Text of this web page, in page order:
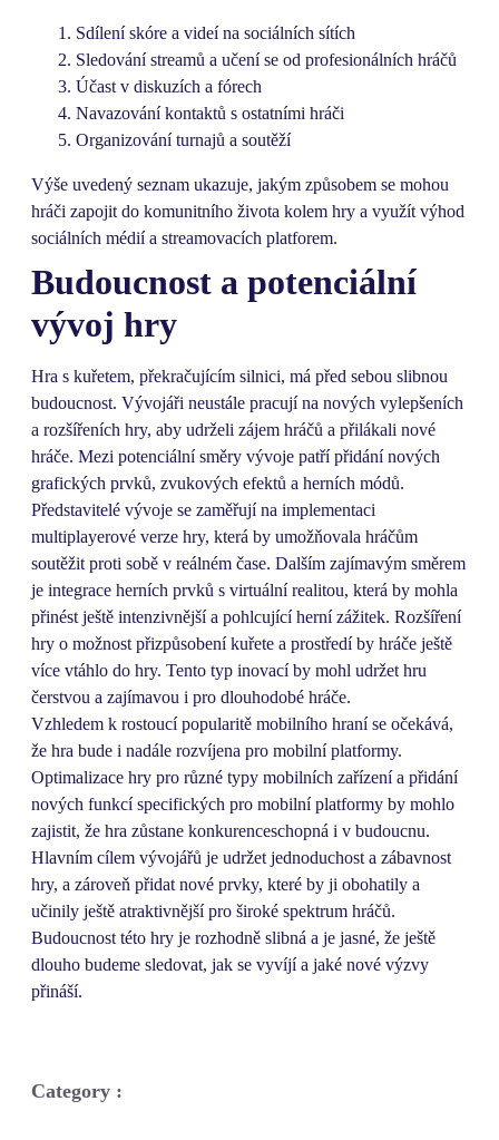
Sdílení skóre a videí na sociálních sítích
Sledování streamů a učení se od profesionálních hráčů
Účast v diskuzích a fórech
Navazování kontaktů s ostatními hráči
Organizování turnajů a soutěží
Výše uvedený seznam ukazuje, jakým způsobem se mohou
hráči zapojit do komunitního života kolem hry a využít výhod
sociálních médií a streamovacích platforem.
Budoucnost a potenciální
vývoj hry
Hra s kuřetem, překračujícím silnici, má před sebou slibnou
budoucnost. Vývojáři neustále pracují na nových vylepšeních
a rozšířeních hry, aby udrželi zájem hráčů a přilákali nové
hráče. Mezi potenciální směry vývoje patří přidání nových
grafických prvků, zvukových efektů a herních módů.
Představitelé vývoje se zaměřují na implementaci
multiplayerové verze hry, která by umožňovala hráčům
soutěžit proti sobě v reálném čase. Dalším zajímavým směrem
je integrace herních prvků s virtuální realitou, která by mohla
přinést ještě intenzivnější a pohlcující herní zážitek. Rozšíření
hry o možnost přizpůsobení kuřete a prostředí by hráče ještě
více vtáhlo do hry. Tento typ inovací by mohl udržet hru
čerstvou a zajímavou i pro dlouhodobé hráče.
Vzhledem k rostoucí popularitě mobilního hraní se očekává,
že hra bude i nadále rozvíjena pro mobilní platformy.
Optimalizace hry pro různé typy mobilních zařízení a přidání
nových funkcí specifických pro mobilní platformy by mohlo
zajistit, že hra zůstane konkurenceschopná i v budoucnu.
Hlavním cílem vývojářů je udržet jednoduchost a zábavnost
hry, a zároveň přidat nové prvky, které by ji obohatily a
učinily ještě atraktivnější pro široké spektrum hráčů.
Budoucnost této hry je rozhodně slibná a je jasné, že ještě
dlouho budeme sledovat, jak se vyvíjí a jaké nové výzvy
přináší.
Category :